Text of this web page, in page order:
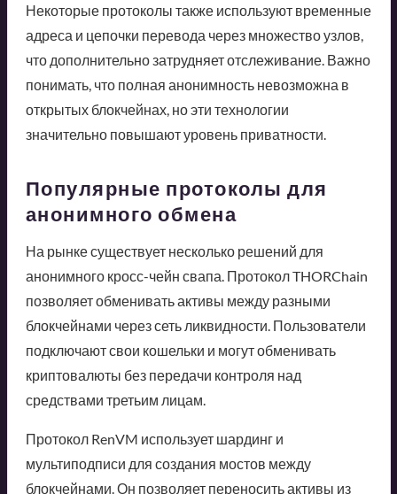
Некоторые протоколы также используют временные
адреса и цепочки перевода через множество узлов,
что дополнительно затрудняет отслеживание. Важно
понимать, что полная анонимность невозможна в
открытых блокчейнах, но эти технологии
значительно повышают уровень приватности.
Популярные протоколы для
анонимного обмена
На рынке существует несколько решений для
анонимного кросс-чейн свапа. Протокол THORChain
позволяет обменивать активы между разными
блокчейнами через сеть ликвидности. Пользователи
подключают свои кошельки и могут обменивать
криптовалюты без передачи контроля над
средствами третьим лицам.
Протокол RenVM использует шардинг и
мультиподписи для создания мостов между
блокчейнами. Он позволяет переносить активы из